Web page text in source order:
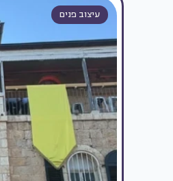
עיצוב פנים